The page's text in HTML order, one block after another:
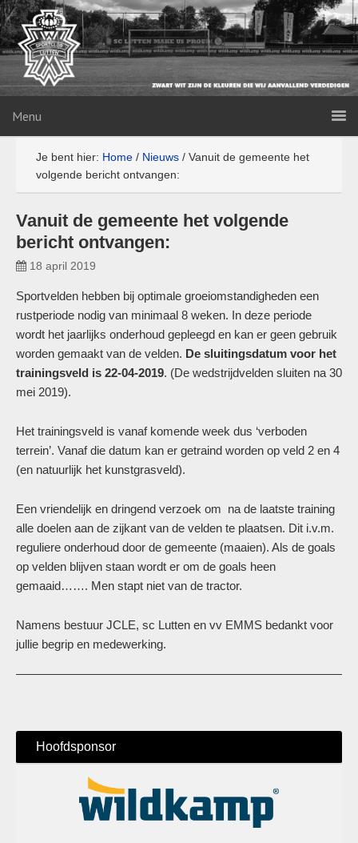
Menu
Je bent hier: Home / Nieuws / Vanuit de gemeente het
volgende bericht ontvangen:
Vanuit de gemeente het volgende
bericht ontvangen:
18 april 2019
Sportvelden hebben bij optimale groeiomstandigheden een
rustperiode nodig van minimaal 8 weken. In deze periode
wordt het jaarlijks onderhoud gepleegd en kan er geen gebruik
worden gemaakt van de velden. De sluitingsdatum voor het
trainingsveld is 22-04-2019. (De wedstrijdvelden sluiten na 30
mei 2019).
Het trainingsveld is vanaf komende week dus ‘verboden
terrein’. Vanaf die datum kan er getraind worden op veld 2 en 4
(en natuurlijk het kunstgrasveld).
Een vriendelijk en dringend verzoek om na de laatste training
alle doelen aan de zijkant van de velden te plaatsen. Dit i.v.m.
reguliere onderhoud door de gemeente (maaien). Als de goals
op velden blijven staan wordt er om de goals heen
gemaaid……. Men stapt niet van de tractor.
Namens bestuur JCLE, sc Lutten en vv EMMS bedankt voor
jullie begrip en medewerking.
Hoofdsponsor